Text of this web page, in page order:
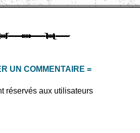
UN COMMENTAIRE =
réservés aux utilisateurs